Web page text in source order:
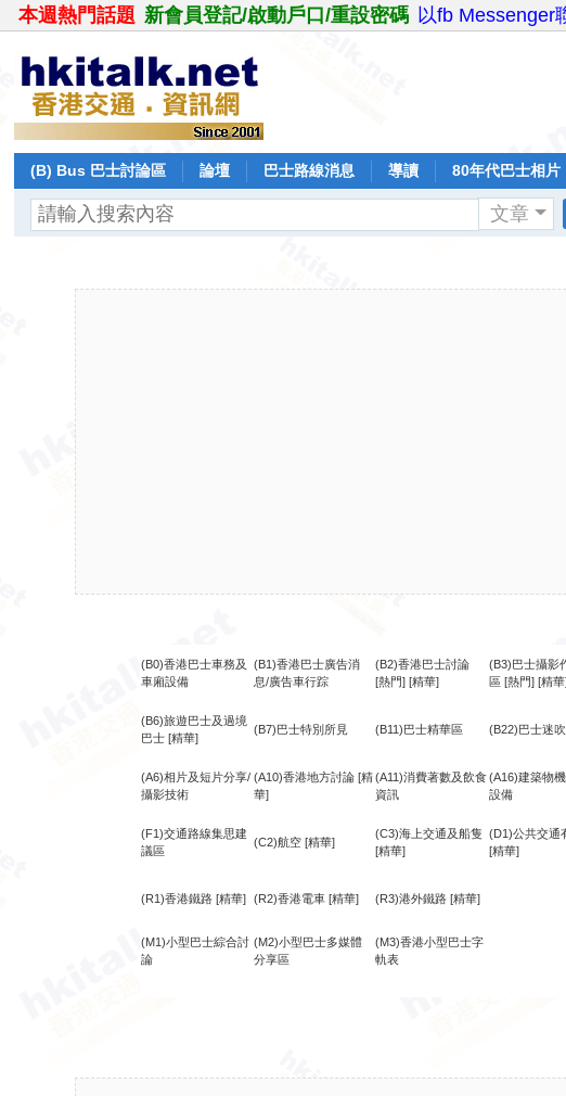
本週熱門話題 新會員登記/啟動戶口/重設密碼 以fb Messenger
(B) Bus 巴士討論區 論壇 巴士路線消息 導讀 80年代巴士相片
文章
(B0)香港巴士車務及
車廂設備
(B1)香港巴士廣告消
息/廣告車行踪
(B2)香港巴士討論
[熱門] [精華]
(B3)巴士攝影
區 [熱門] [精
(B6)旅遊巴士及過境
巴士 [精華]
(B7)巴士特別所見 (B11)巴士精華區 (B22)巴士迷
(A6)相片及短片分享/
攝影技術
(A10)香港地方討論 [精
華]
(A11)消費著數及飲食
資訊
(A16)建築物
設備
(F1)交通路線集思建
議區
(C2)航空 [精華]
(C3)海上交通及船隻
[精華]
(D1)公共交通
[精華]
(R1)香港鐵路 [精華] (R2)香港電車 [精華] (R3)港外鐵路 [精華]
(M1)小型巴士綜合討
論
(M2)小型巴士多媒體
分享區
(M3)香港小型巴士字
軌表